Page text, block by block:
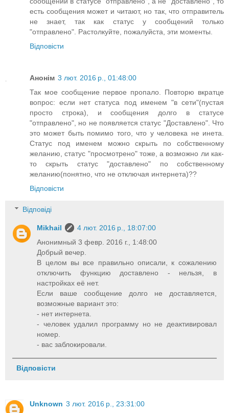
есть сообщения может и читают, но так, что отправитель
не знает, так как статус у сообщений только
"отправлено". Растолкуйте, пожалуйста, эти моменты.
Відповісти
Анонім 3 лют. 2016 р., 01:48:00
Так мое сообщение первое пропало. Повторю вкратце
вопрос: если нет статуса под именем "в сети"(пустая
просто строка), и сообщения долго в статусе
"отправлено", но не появляется статус "Доставлено". Что
это может быть помимо того, что у человека не инета.
Статус под именем можно скрыть по собственному
желанию, статус "просмотрено" тоже, а возможно ли как-
то скрыть статус "доставлено" по собственному
желанию(понятно, что не отключая интернета)??
Відповісти
Відповіді
Mikhail
4 лют. 2016 р., 18:07:00
Анонимный 3 февр. 2016 г., 1:48:00
Добрый вечер.
В целом вы все правильно описали, к сожалению
отключить функцию доставлено - нельзя, в
настройках её нет.
Если ваше сообщение долго не доставляется,
возможные вариант это:
- нет интернета.
- человек удалил программу но не деактивировал
номер.
- вас заблокировали.
Відповісти
Unknown 3 лют. 2016 р., 23:31:00